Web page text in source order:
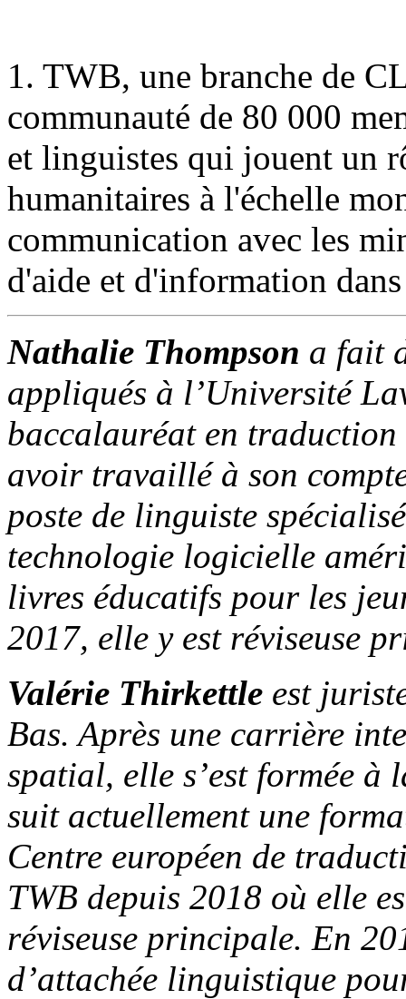
1. TWB, une branche de
communauté de 80 000
et linguistes qui jouent un
humanitaires à l'échelle
communication avec les
d'aide et d'information
Nathalie Thompson a fait
appliqués à l’Université
baccalauréat en
avoir travaillé à son
poste de linguiste
technologie logicielle
livres éducatifs pour les
2017, elle y est réviseuse
Valérie Thirkettle est
Bas. Après une carrière
spatial, elle s’est formée
suit actuellement une
Centre européen de
TWB depuis 2018 où elle
réviseuse principale. En
d’attachée linguistique